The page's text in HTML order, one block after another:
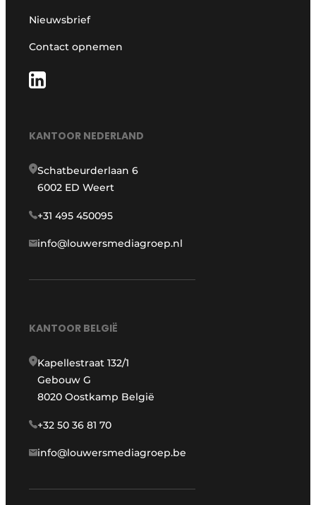
Nieuwsbrief
Contact opnemen
KANTOOR NEDERLAND
Schatbeurderlaan 6
6002 ED Weert
+31 495 450095
info@louwersmediagroep.nl
KANTOOR BELGIË
Kapellestraat 132/1
Gebouw G
8020 Oostkamp België
+32 50 36 81 70
info@louwersmediagroep.be